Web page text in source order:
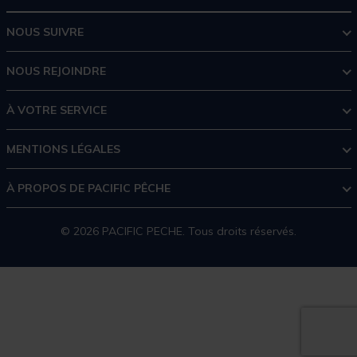
NOUS SUIVRE
NOUS REJOINDRE
À VOTRE SERVICE
MENTIONS LÉGALES
À PROPOS DE PACIFIC PÊCHE
© 2026 PACIFIC PECHE. Tous droits réservés.